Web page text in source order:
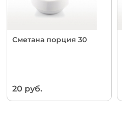
Сметана порция 30
20 руб.